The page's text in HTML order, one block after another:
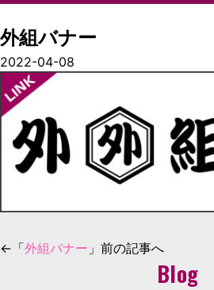
外組バナー
2022-04-08
←「外組バナー 」前の記事へ
Blog